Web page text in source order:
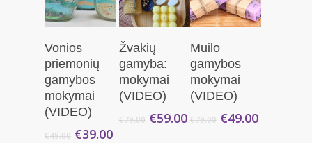
Krepšelį
Vonios
priemonių
gamybos
mokymai
(VIDEO)
€49.00 Original
€39.00Current
Krepšelį
Žvakių
gamyba:
mokymai
(VIDEO)
€79.00 Original
€59.00Current
Krepšelį
Muilo
gamybos
mokymai
(VIDEO)
€79.00 Original
€49.00Current